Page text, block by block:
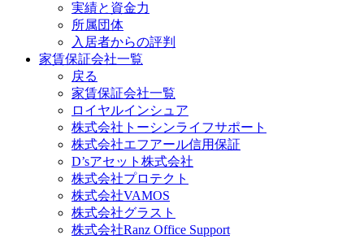
実績と資金力
所属団体
入居者からの評判
家賃保証会社一覧
戻る
家賃保証会社一覧
ロイヤルインシュア
株式会社トーシンライフサポート
株式会社エフアール信用保証
D’sアセット株式会社
株式会社プロテクト
株式会社VAMOS
株式会社グラスト
株式会社Ranz Office Support